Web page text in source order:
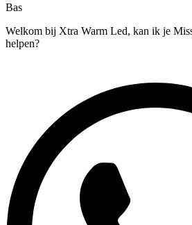
Bas
Welkom bij Xtra Warm Led, kan ik je
helpen?